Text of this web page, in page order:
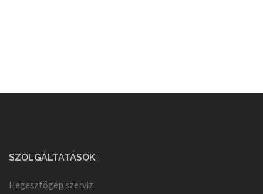
SZOLGÁLTATÁSOK
Hegesztőgép szerviz